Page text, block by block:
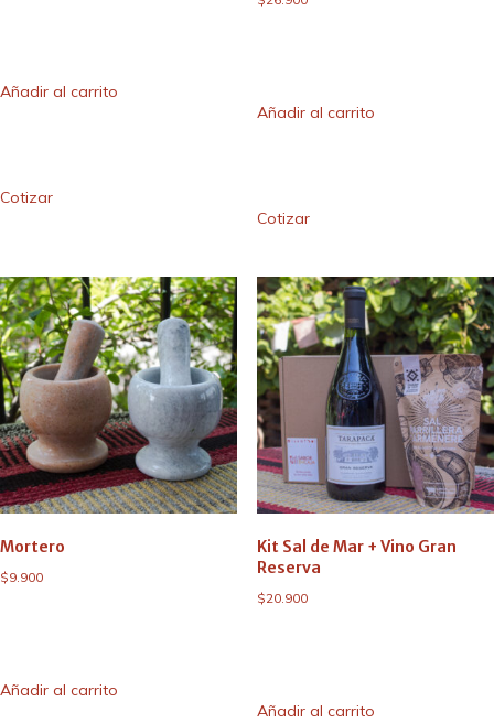
Añadir al carrito
Cotizar
Añadir al carrito
Cotizar
Mortero
$9.900
Añadir al carrito
Kit Sal de Mar + Vino Gran
Reserva
$20.900
Añadir al carrito